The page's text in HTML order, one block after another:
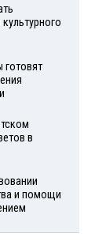
готовят
в
и помощи